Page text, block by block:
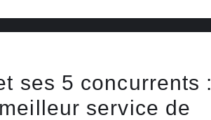
ses 5 concurrents :
service de